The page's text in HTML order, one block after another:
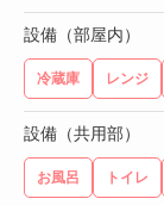
設備（部屋内）
冷蔵庫 レンジ
設備（共用部）
お風呂 トイレ